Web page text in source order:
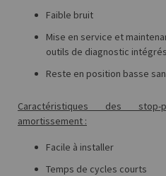
Faible bruit
Mise en service et
outils de diagnostic
Reste en position basse
Caractéristiques des
amortissement :
Facile à installer
Temps de cycles courts